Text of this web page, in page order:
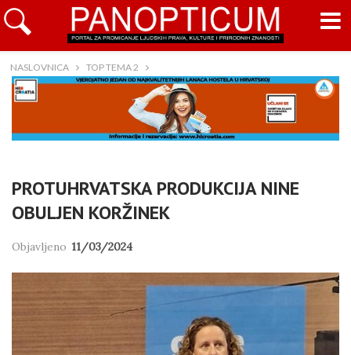
NASLOVNICA TOP TEMA 2
PROTUHRVATSKA PRODUKCIJA NINE
OBULJEN KORŽINEK
Objavljeno 11/03/2024